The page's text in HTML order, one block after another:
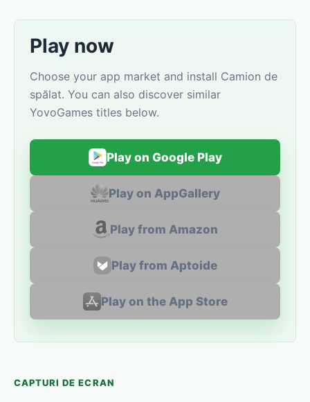
Play now
Choose your app market and install Camion de
spălat. You can also discover similar
YovoGames titles below.
Play on Google Play
Play on AppGallery
Play from Amazon
Play from Aptoide
Play on the App Store
CAPTURI DE ECRAN